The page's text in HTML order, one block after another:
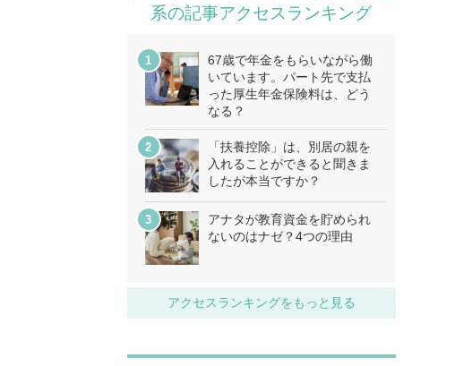
系の記事アクセスランキング
67歳で年金をもらいながら働
いています。パート先で支払
った厚生年金保険料は、どう
なる？
「扶養控除」は、別居の親を
入れることができると聞きま
したが本当ですか？
アナタが教育資金を貯められ
ないのはナゼ？4つの理由
アクセスランキングをもっと見る